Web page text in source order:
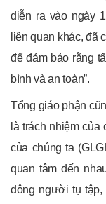
diễn ra vào ngày
liên quan khác, đã
để đảm bảo rằng
bình và an toàn”.
Tổng giáo phận
là trách nhiệm
của chúng ta
quan tâm đến
đông người tụ